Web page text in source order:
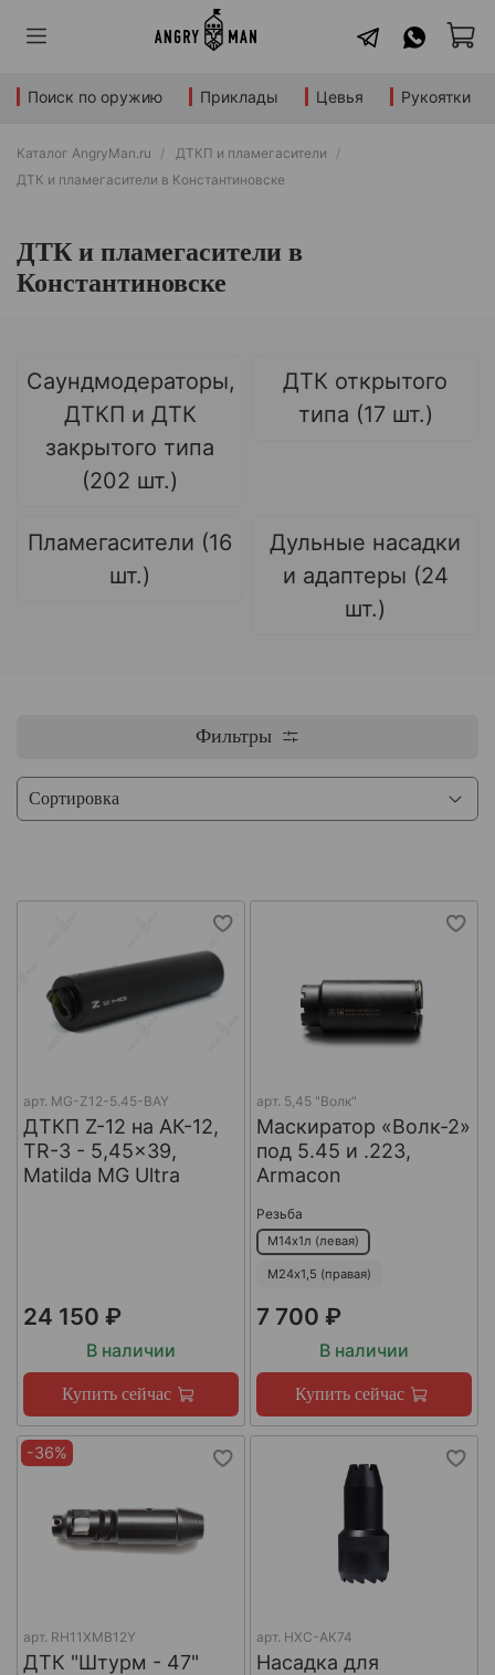
Поиск по оружию Приклады Цевья Рукоятки
Каталог AngryMan.ru
ДТКП и пламегасители
ДТК и пламегасители в Константиновске
ДТК и пламегасители в
Константиновске
Саундмодераторы,
ДТКП и ДТК
закрытого типа
(202 шт.)
ДТК открытого
типа (17 шт.)
Пламегасители (16
шт.)
Дульные насадки
и адаптеры (24
шт.)
Фильтры
арт. MG-Z12-5.45-BAY
ДТКП Z-12 на АК-12,
TR-3 - 5,45x39,
Matilda MG Ultra
24 150 ₽
В наличии
Купить сейчас
арт. 5,45 "Волк"
Маскиратор «Волк-2»
под 5.45 и .223,
Armacon
Резьба
М14х1л (левая)
М24х1,5 (правая)
7 700 ₽
В наличии
Купить сейчас
-36%
арт. RH11XMB12Y
ДТК "Штурм - 47"
арт. НХС-АК74
Насадка для